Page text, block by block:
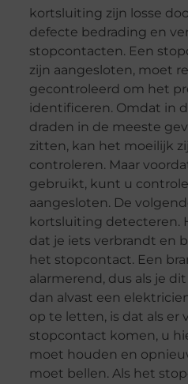
kortsluiting zijn losse
defecte bedrading en
stopcontacten. Een
zijn aangesloten, moet
gecontroleerd om het
identificeren. Omdat in
draden in de meeste
zitten, kan het moeilijk
controleren. Maar
gebruikt, kunt u
aangesloten. De
kortsluiting detecteren.
dat je iets verbrandt en
het stopcontact. Een
alarmerend, dus als je
dan alvast een
op te letten, is dat als er
stopcontact komen, u
moet houden en
moet bellen. Als het